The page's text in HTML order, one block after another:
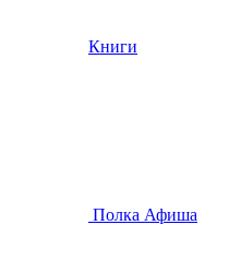
Книги
Полка Афиша